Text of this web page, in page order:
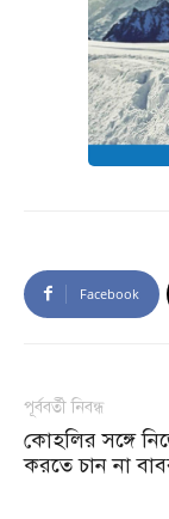
Facebook
পূর্ববর্তী নিবন্ধ
কোহলির সঙ্গে
করতে চান না